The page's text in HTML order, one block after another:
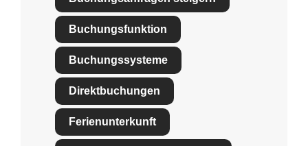
Buchungsfunktion
Buchungssysteme
Direktbuchungen
Ferienunterkunft